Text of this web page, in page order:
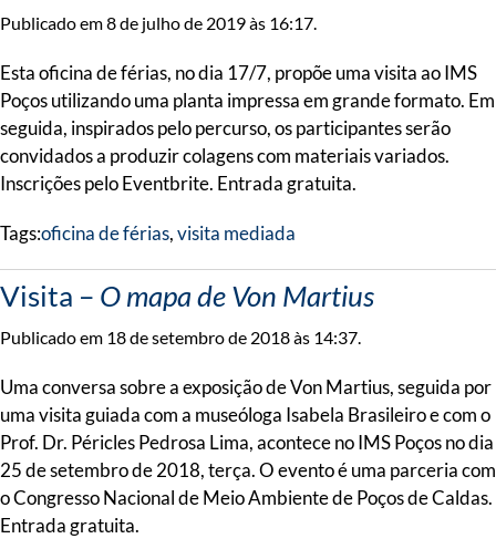
Publicado em 8 de julho de 2019 às 16:17.
Esta oficina de férias, no dia 17/7, propõe uma visita ao IMS
Poços utilizando uma planta impressa em grande formato. Em
seguida, inspirados pelo percurso, os participantes serão
convidados a produzir colagens com materiais variados.
Inscrições pelo Eventbrite. Entrada gratuita.
Tags:oficina de férias,visita mediada
Visita – O mapa de Von Martius
Publicado em 18 de setembro de 2018 às 14:37.
Uma conversa sobre a exposição de Von Martius, seguida por
uma visita guiada com a museóloga Isabela Brasileiro e com o
Prof. Dr. Péricles Pedrosa Lima, acontece no IMS Poços no dia
25 de setembro de 2018, terça. O evento é uma parceria com
o Congresso Nacional de Meio Ambiente de Poços de Caldas.
Entrada gratuita.